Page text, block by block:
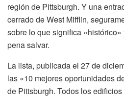
región de Pittsburgh. Y una
cerrado de West Mifflin,
sobre lo que significa
pena salvar.
La lista, publicada el 27 de
las «10 mejores oportunidades
de Pittsburgh. Todos los